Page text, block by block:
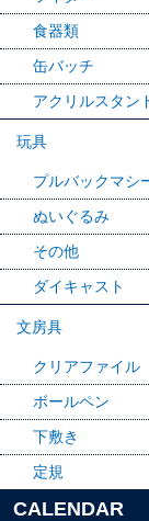
食器類
缶バッチ
アクリルスタン
玩具
プルバックマシ
ぬいぐるみ
その他
ダイキャスト
文房具
クリアファイル
ボールペン
下敷き
定規
CALENDAR